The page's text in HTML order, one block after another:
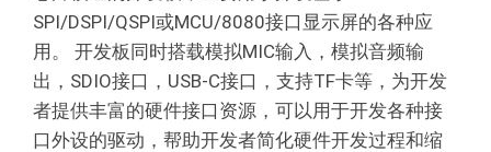
SPI/DSPI/QSPI或MCU/8080接口显示屏的各种应
用。 开发板同时搭载模拟MIC输入，模拟音频输
出，SDIO接口，USB-C接口，支持TF卡等，为开发
者提供丰富的硬件接口资源，可以用于开发各种接
口外设的驱动，帮助开发者简化硬件开发过程和缩